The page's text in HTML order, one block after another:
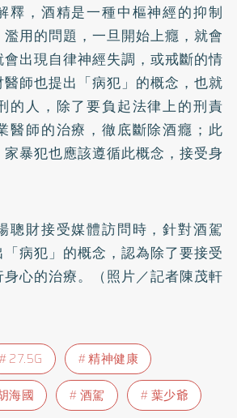
釋，酒精是一種中樞神經的抑制
用的問題，一旦開始上癮，就會
會出現自律神經失調 ，或戒斷的情
師也提出「病犯」的概念，也就
的人，除了要負起法律上的刑責
醫師的治療，徹底斷除酒癮；此
暴犯也應該遵循此概念，接受身
聰財接受媒體訪問時，針對酒駕
病犯」的概念，認為除了要接受
心的治療。（照片／記者陳茂軒
27.5G
精神健康
海國 酒駕 葉少爺